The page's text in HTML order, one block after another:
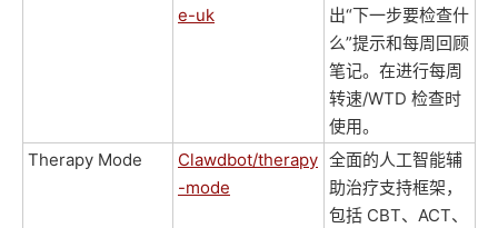
e-uk
出“下一步要检查什
么”提示和每周回顾
笔记。在进行每周
转速/WTD 检查时
使用。
Therapy Mode
Clawdbot/therapy
-mode
全面的人工智能辅
助治疗支持框架，
包括 CBT、ACT、